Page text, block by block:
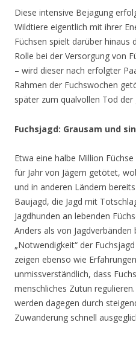
Diese intensive Bejagung
Wildtiere eigentlich mit ihrer
Füchsen spielt darüber hinaus
Rolle bei der Versorgung von
– wird dieser nach erfolgter
Rahmen der Fuchswochen
später zum qualvollen Tod der
Fuchsjagd: Grausam und
Etwa eine halbe Million
für Jahr von Jägern getötet,
und in anderen Ländern
Baujagd, die Jagd mit
Jagdhunden an lebenden
Anders als von
„Notwendigkeit“ der
zeigen ebenso wie
unmissverständlich, dass
menschliches Zutun
werden dagegen durch
Zuwanderung schnell